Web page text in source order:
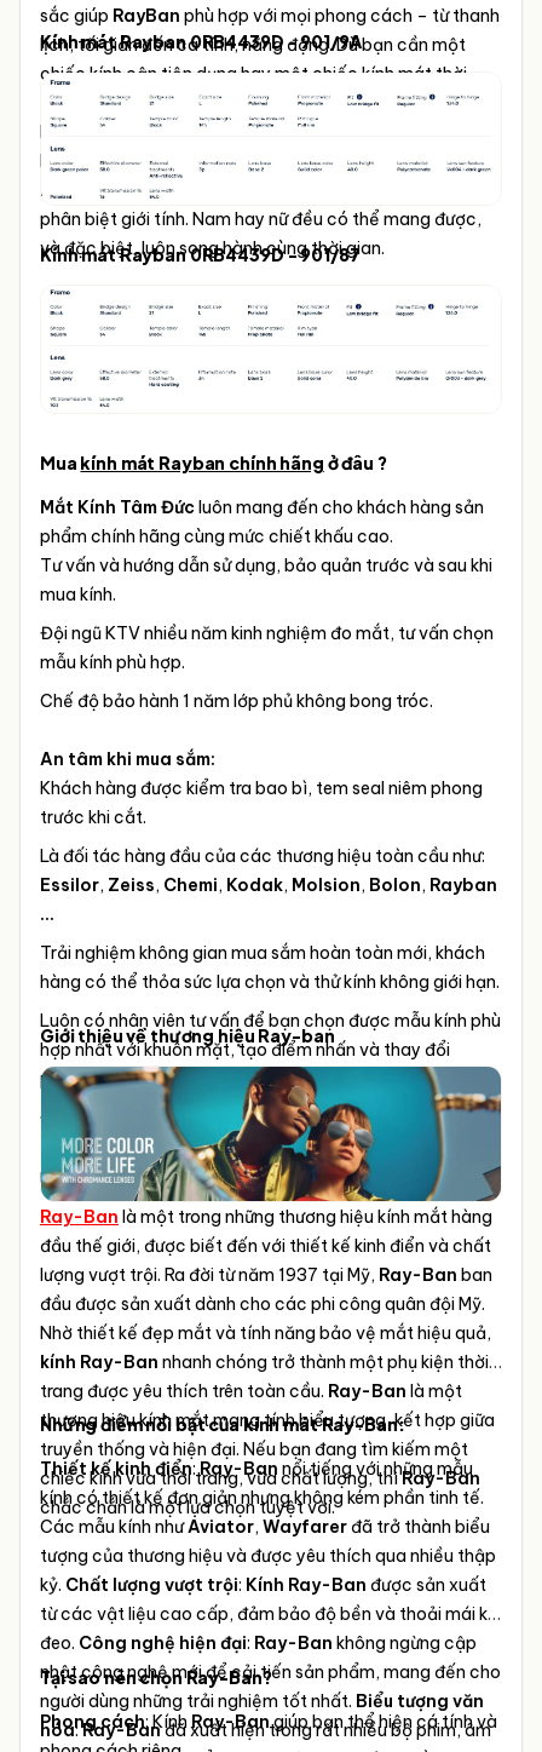
sắc giúp RayBan phù hợp với mọi phong cách – từ thanh
lịch, tối giản đến cá tính, năng động. Dù bạn cần một
chiếc kính cận tiện dụng hay một chiếc kính mát thời
trang bảo vệ mắt,
kính mát RayBan
luôn mang đến sự
kết hợp hoàn hảo giữa công năng và phong cách, giúp
bạn thể hiện dấu ấn riêng biệt trong mọi hoàn cảnh. Kính
mát Rayban 0RB4439D
phân biệt giới tính. Nam hay nữ đều có thể mang được,
và đặc biệt, luôn song hành cùng thời gian.
Kính mát Rayban 0RB4439D - 901/9A
Kính mát Rayban 0RB4439D - 901/87
Mua kính mát Rayban chính hãng ở đâu ?
Mắt Kính Tâm Đức luôn mang đến cho khách hàng sản
phẩm chính hãng cùng mức chiết khấu cao.
Tư vấn và hướng dẫn sử dụng, bảo quản trước và sau khi
mua kính.
Đội ngũ KTV nhiều năm kinh nghiệm đo mắt, tư vấn chọn
mẫu kính phù hợp.
Chế độ bảo hành 1 năm lớp phủ không bong tróc.
An tâm khi mua sắm:
Khách hàng được kiểm tra bao bì, tem seal niêm phong
trước khi cắt.
Là đối tác hàng đầu của các thương hiệu toàn cầu như:
Essilor, Zeiss, Chemi, Kodak, Molsion, Bolon, Rayban
...
Trải nghiệm không gian mua sắm hoàn toàn mới, khách
hàng có thể thỏa sức lựa chọn và thử kính không giới hạn.
Luôn có nhân viên tư vấn để bạn chọn được mẫu kính phù
hợp nhất với khuôn mặt, tạo điểm nhấn và thay đổi
phong cách
ĐO MẮT MIỄN PHÍ thực hiển bởi KTV Khúc Xạ BV Mắt
TPHCM hơn 10 năm kinh nghiệm cùng trang thiết bị máy
móc hiện đại & tự động.
Giới thiệu về thương hiệu Ray-ban
Ray-Ban là một trong những thương hiệu kính mắt hàng
đầu thế giới, được biết đến với thiết kế kinh điển và chất
lượng vượt trội. Ra đời từ năm 1937 tại Mỹ, Ray-Ban ban
đầu được sản xuất dành cho các phi công quân đội Mỹ.
Nhờ thiết kế đẹp mắt và tính năng bảo vệ mắt hiệu quả,
kính Ray-Ban nhanh chóng trở thành một phụ kiện thời
trang được yêu thích trên toàn cầu. Ray-Ban là một
thương hiệu kính mắt mang tính biểu tượng, kết hợp giữa
truyền thống và hiện đại. Nếu bạn đang tìm kiếm một
chiếc kính vừa thời trang, vừa chất lượng, thìRay-Ban
chắc chắn là một lựa chọn tuyệt vời.
Những điểm nổi bật của kính mát Ray-Ban:
Thiết kế kinh điển:Ray-Ban nổi tiếng với những mẫu
kính có thiết kế đơn giản nhưng không kém phần tinh tế.
Các mẫu kính nhưAviator, Wayfarerđã trở thành biểu
tượng của thương hiệu và được yêu thích qua nhiều thập
kỷ. Chất lượng vượt trội: Kính Ray-Ban được sản xuất
từ các vật liệu cao cấp, đảm bảo độ bền và thoải mái khi
đeo. Công nghệ hiện đại: Ray-Ban không ngừng cập
nhật công nghệ mới để cải tiến sản phẩm, mang đến cho
người dùng những trải nghiệm tốt nhất. Biểu tượng văn
hóa:Ray-Banđã xuất hiện trong rất nhiều bộ phim, âm
Tại sao nên chọn Ray-Ban?
Phong cách: KínhRay-Bangiúp bạn thể hiện cá tính và